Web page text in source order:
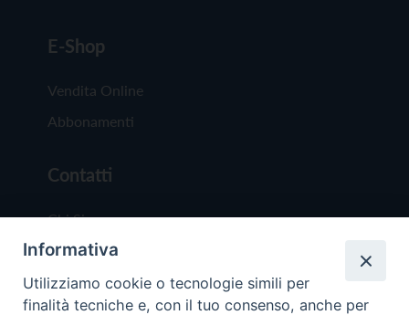
E-Shop
Vendita Online
Abbonamenti
Contatti
Chi Siamo
Redazione
Scrivici
Informativa
Utilizziamo cookie o tecnologie simili per
finalità tecniche e, con il tuo consenso, anche per